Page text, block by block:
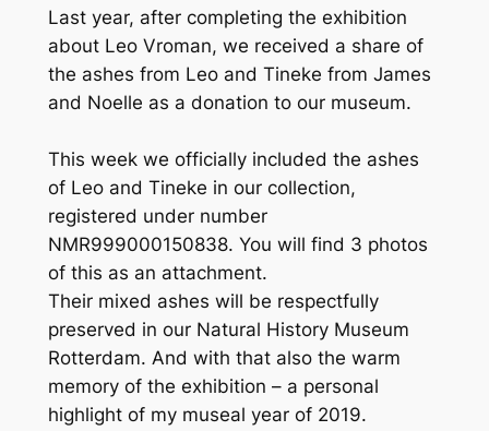
Last year, after completing the exhibition
about Leo Vroman, we received a share of
the ashes from Leo and Tineke from James
and Noelle as a donation to our museum.
This week we officially included the ashes
of Leo and Tineke in our collection,
registered under number
NMR999000150838. You will find 3 photos
of this as an attachment.
Their mixed ashes will be respectfully
preserved in our Natural History Museum
Rotterdam. And with that also the warm
memory of the exhibition – a personal
highlight of my museal year of 2019.